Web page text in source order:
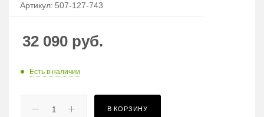
Артикул: 507-127-743
32 090 руб.
Есть в наличии
В КОРЗИНУ